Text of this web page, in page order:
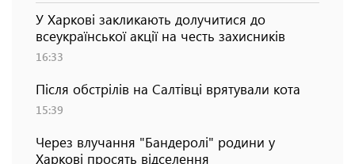
У Харкові закликають долучитися до
всеукраїнської акції на честь захисників
16:33
Після обстрілів на Салтівці врятували кота
15:39
Через влучання "Бандеролі" родини у
Харкові просять відселення